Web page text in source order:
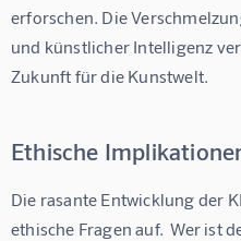
erforschen. Die
und künstlicher Intelligenz
Zukunft für die Kunstwelt.
Ethische
Die rasante Entwicklung der
ethische Fragen auf.  Wer ist